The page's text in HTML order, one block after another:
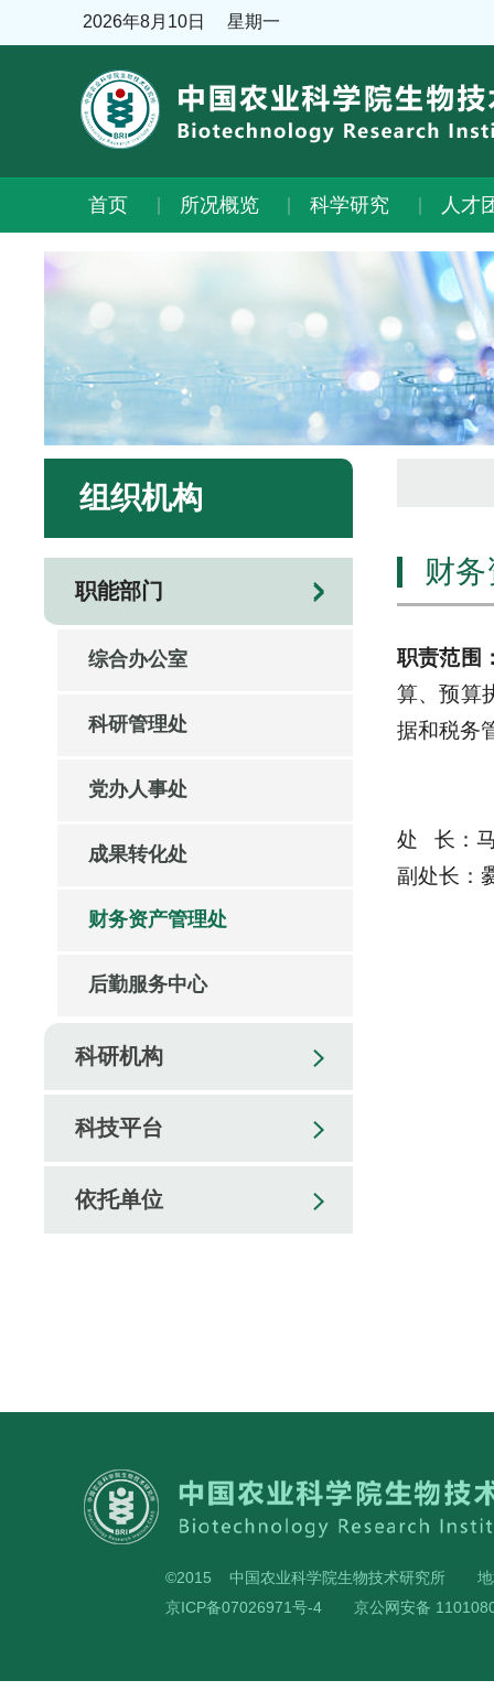
2026年8月10日 星期一
首页 所况概览 科学研究 人才
组织机构
职能部门
综合办公室
科研管理处
党办人事处
成果转化处
财务资产管理处
后勤服务中心
科研机构
科技平台
依托单位
财
职责范围
算、预算
据和税务
处 长：
副处长
©2015 中国农业科学院生物技术研究所
京ICP备07026971号-4
京公网安备